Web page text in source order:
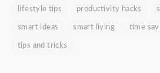
lifestyle tips productivity hacks
smart ideas smart living time
tips and tricks